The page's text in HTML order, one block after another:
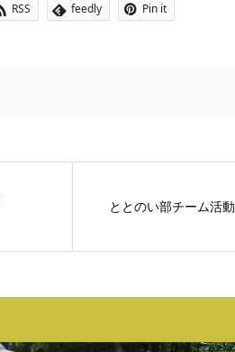
RSS feedly Pin it
ととのい部チーム活動